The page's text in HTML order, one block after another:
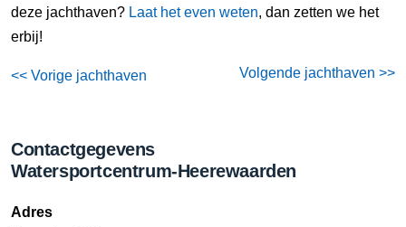
deze jachthaven? Laat het even weten, dan zetten we het
erbij!
<< Vorige jachthaven Volgende jachthaven >>
Contactgegevens
Watersportcentrum-Heerewaarden
Adres